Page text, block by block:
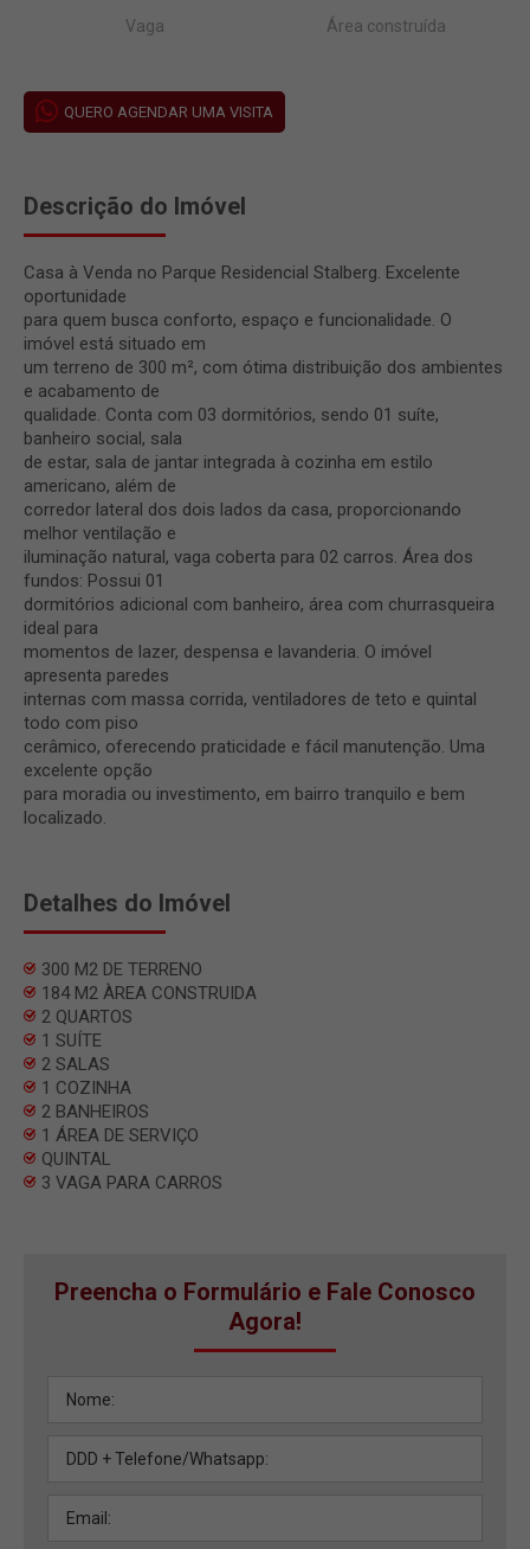
Vaga Área construída
QUERO AGENDAR UMA VISITA
Descrição do Imóvel
Casa à Venda no Parque Residencial Stalberg. Excelente
oportunidade
para quem busca conforto, espaço e funcionalidade. O
imóvel está situado em
um terreno de 300 m², com ótima distribuição dos ambientes
e acabamento de
qualidade. Conta com 03 dormitórios, sendo 01 suíte,
banheiro social, sala
de estar, sala de jantar integrada à cozinha em estilo
americano, além de
corredor lateral dos dois lados da casa, proporcionando
melhor ventilação e
iluminação natural, vaga coberta para 02 carros. Área dos
fundos: Possui 01
dormitórios adicional com banheiro, área com churrasqueira
ideal para
momentos de lazer, despensa e lavanderia. O imóvel
apresenta paredes
internas com massa corrida, ventiladores de teto e quintal
todo com piso
cerâmico, oferecendo praticidade e fácil manutenção. Uma
excelente opção
para moradia ou investimento, em bairro tranquilo e bem
localizado.
Detalhes do Imóvel
300 M2 DE TERRENO
184 M2 ÀREA CONSTRUIDA
2 QUARTOS
1 SUÍTE
2 SALAS
1 COZINHA
2 BANHEIROS
1 ÁREA DE SERVIÇO
QUINTAL
3 VAGA PARA CARROS
Preencha o Formulário e Fale Conosco
Agora!